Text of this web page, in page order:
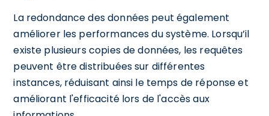
La redondance des données peut également
améliorer les performances du système. Lorsqu’il
existe plusieurs copies de données, les requêtes
peuvent être distribuées sur différentes
instances, réduisant ainsi le temps de réponse et
améliorant l'efficacité lors de l'accès aux